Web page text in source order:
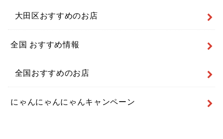
大田区おすすめのお店
全国 おすすめ情報
全国おすすめのお店
にゃんにゃんにゃんキャンペーン